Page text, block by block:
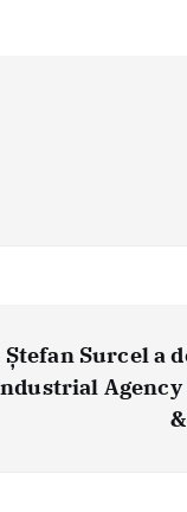
Ștefan Surcel a
Agency